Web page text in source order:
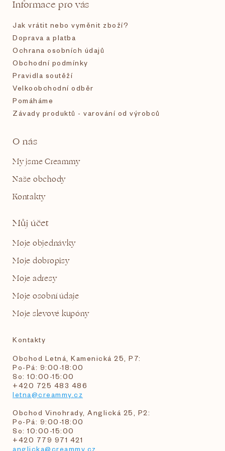
Informace pro vás
Jak vrátit nebo vyměnit zboží?
Doprava a platba
Ochrana osobních údajů
Obchodní podmínky
Pravidla soutěží
Velkoobchodní odběr
Pomáháme
Závady produktů - varování od výrobců
O nás
My jsme Creammy
Naše obchody
Kontakty
Můj účet
Moje objednávky
Moje dobropisy
Moje adresy
Moje osobní údaje
Moje slevové kupóny
Kontakty
Obchod Letná, Kamenická 25, P7:
Po-Pá: 9:00-18:00
So: 10:00-15:00
+420 725 483 486
letna@creammy.cz
Obchod Vinohrady, Anglická 25, P2:
Po-Pá: 9:00-18:00
So: 10:00-15:00
+420 779 971 421
anglicka@creammy.cz